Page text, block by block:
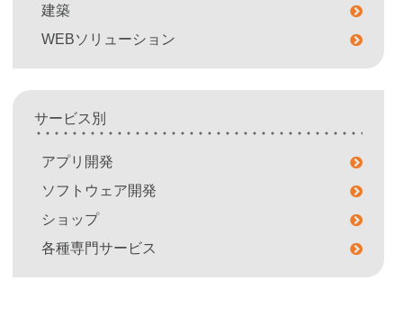
建築
WEBソリューション
サービス別
アプリ開発
ソフトウェア開発
ショップ
各種専門サービス